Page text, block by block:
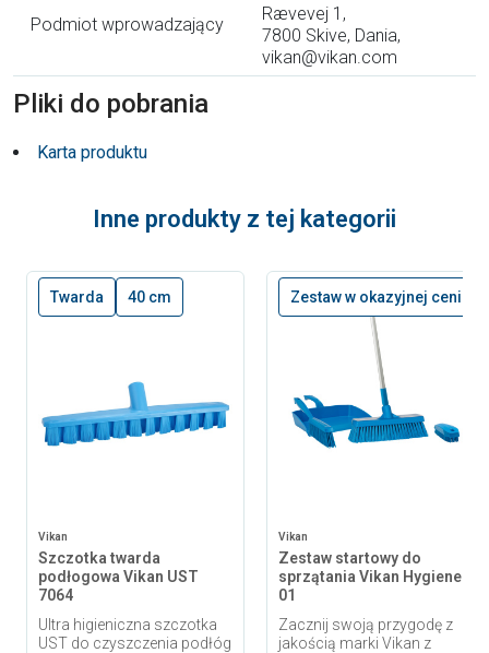
Podmiot wprowadzający
Rævevej 1,
7800 Skive, Dania,
vikan@vikan.com
Pliki do pobrania
Karta produktu
Inne produkty z tej kategorii
Twarda 40 cm
Vikan
Szczotka twarda
podłogowa Vikan UST
7064
Ultra higieniczna szczotka
UST do czyszczenia podłóg
Zestaw w okazyjnej cenie
Vikan
Zestaw startowy do
sprzątania Vikan Hygiene
01
Zacznij swoją przygodę z
jakością marki Vikan z